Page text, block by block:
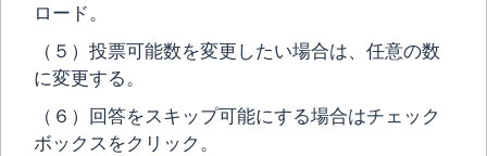
ロード。
（５）投票可能数を変更したい場合は、任意の数
に変更する。
（６）回答をスキップ可能にする場合はチェック
ボックスをクリック。